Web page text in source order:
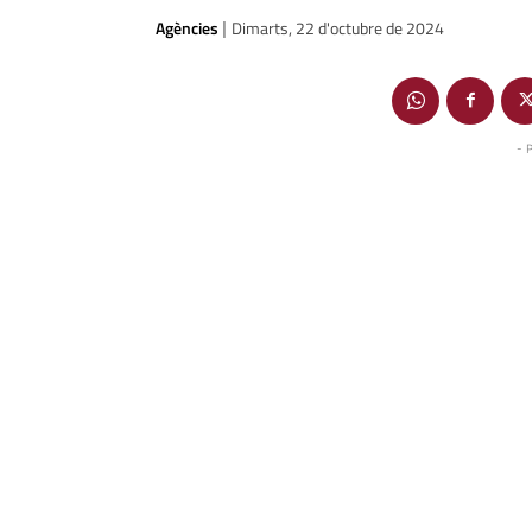
Agències | Dimarts, 22 d'octubre de 2024
-